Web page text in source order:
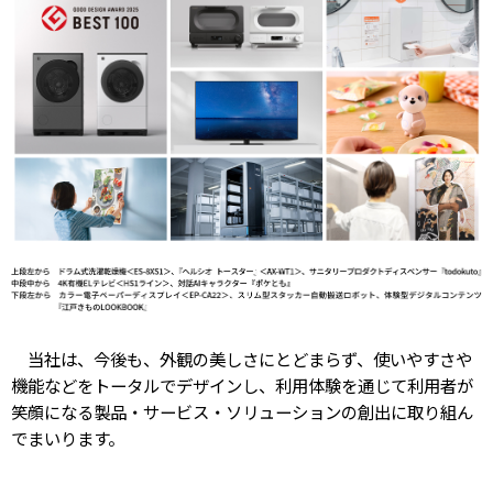
当社は、今後も、外観の美しさにとどまらず、使いやすさや
機能などをトータルでデザインし、利用体験を通じて利用者が
笑顔になる製品・サービス・ソリューションの創出に取り組ん
でまいります。